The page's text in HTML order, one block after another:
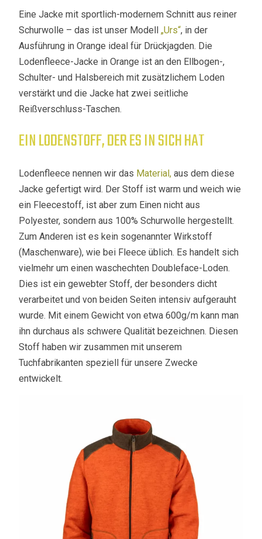
Eine Jacke mit sportlich-modernem Schnitt aus reiner
Schurwolle – das ist unser Modell„Urs“, in der
Ausführung in Orange ideal für Drückjagden. Die
Lodenfleece-Jacke in Orange ist an den Ellbogen-,
Schulter- und Halsbereich mit zusätzlichem Loden
verstärkt und die Jacke hat zwei seitliche
Reißverschluss-Taschen.
EIN LODENSTOFF, DER ES IN SICH HAT
Lodenfleece nennen wir das Material, aus dem diese
Jacke gefertigt wird. Der Stoff ist warm und weich wie
ein Fleecestoff, ist aber zum Einen nicht aus
Polyester, sondern aus 100% Schurwolle hergestellt.
Zum Anderen ist es kein sogenannter Wirkstoff
(Maschenware), wie bei Fleece üblich. Es handelt sich
vielmehr um einen waschechten Doubleface-Loden.
Dies ist ein gewebter Stoff, der besonders dicht
verarbeitet und von beiden Seiten intensiv aufgerauht
wurde. Mit einem Gewicht von etwa 600g/m kann man
ihn durchaus als schwere Qualität bezeichnen. Diesen
Stoff haben wir zusammen mit unserem
Tuchfabrikanten speziell für unsere Zwecke
entwickelt.